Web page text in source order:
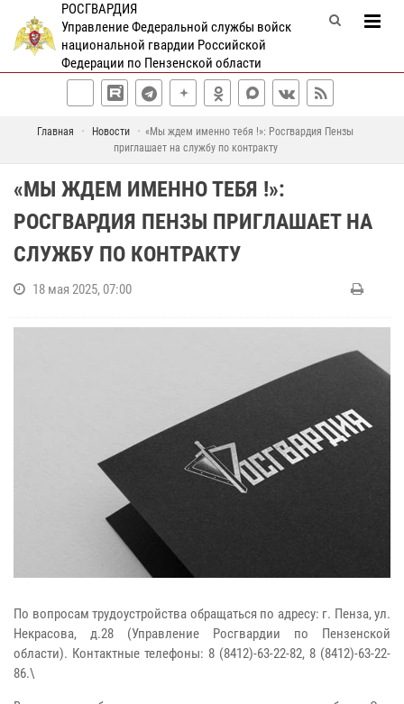
РОСГВАРДИЯ
Управление Федеральной службы войск
национальной гвардии Российской
Федерации по Пензенской области
Главная Новости
«Мы ждем именно тебя !»: Росгвардия Пензы
приглашает на службу по контракту
«МЫ ЖДЕМ ИМЕННО ТЕБЯ !»:
РОСГВАРДИЯ ПЕНЗЫ ПРИГЛАШАЕТ НА
СЛУЖБУ ПО КОНТРАКТУ
18 мая 2025, 07:00
По вопросам трудоустройства обращаться по адресу: г. Пенза, ул.
Некрасова, д.28 (Управление Росгвардии по Пензенской
области). Контактные телефоны: 8 (8412)-63-22-82, 8 (8412)-63-22-
86.\